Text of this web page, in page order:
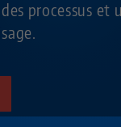
processus et